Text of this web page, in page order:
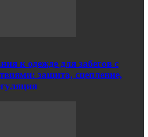
к одежде для забегов с
защита, сцепление,